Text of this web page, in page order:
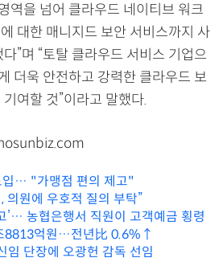
역을 넘어 클라우드 네이티브 워크
대한 매니지드 보안 서비스까지 사
”며 “토탈 클라우드 서비스 기업으
더욱 안전하고 강력한 클라우드 보
여할 것”이라고 말했다.
입… "가맹점 편의 제고"
의원에 우호적 질의 부탁”
’… 농협은행서 직원이 고객예금 횡령
8813억원…전년比 0.6%↑
임 단장에 오광헌 감독 선임